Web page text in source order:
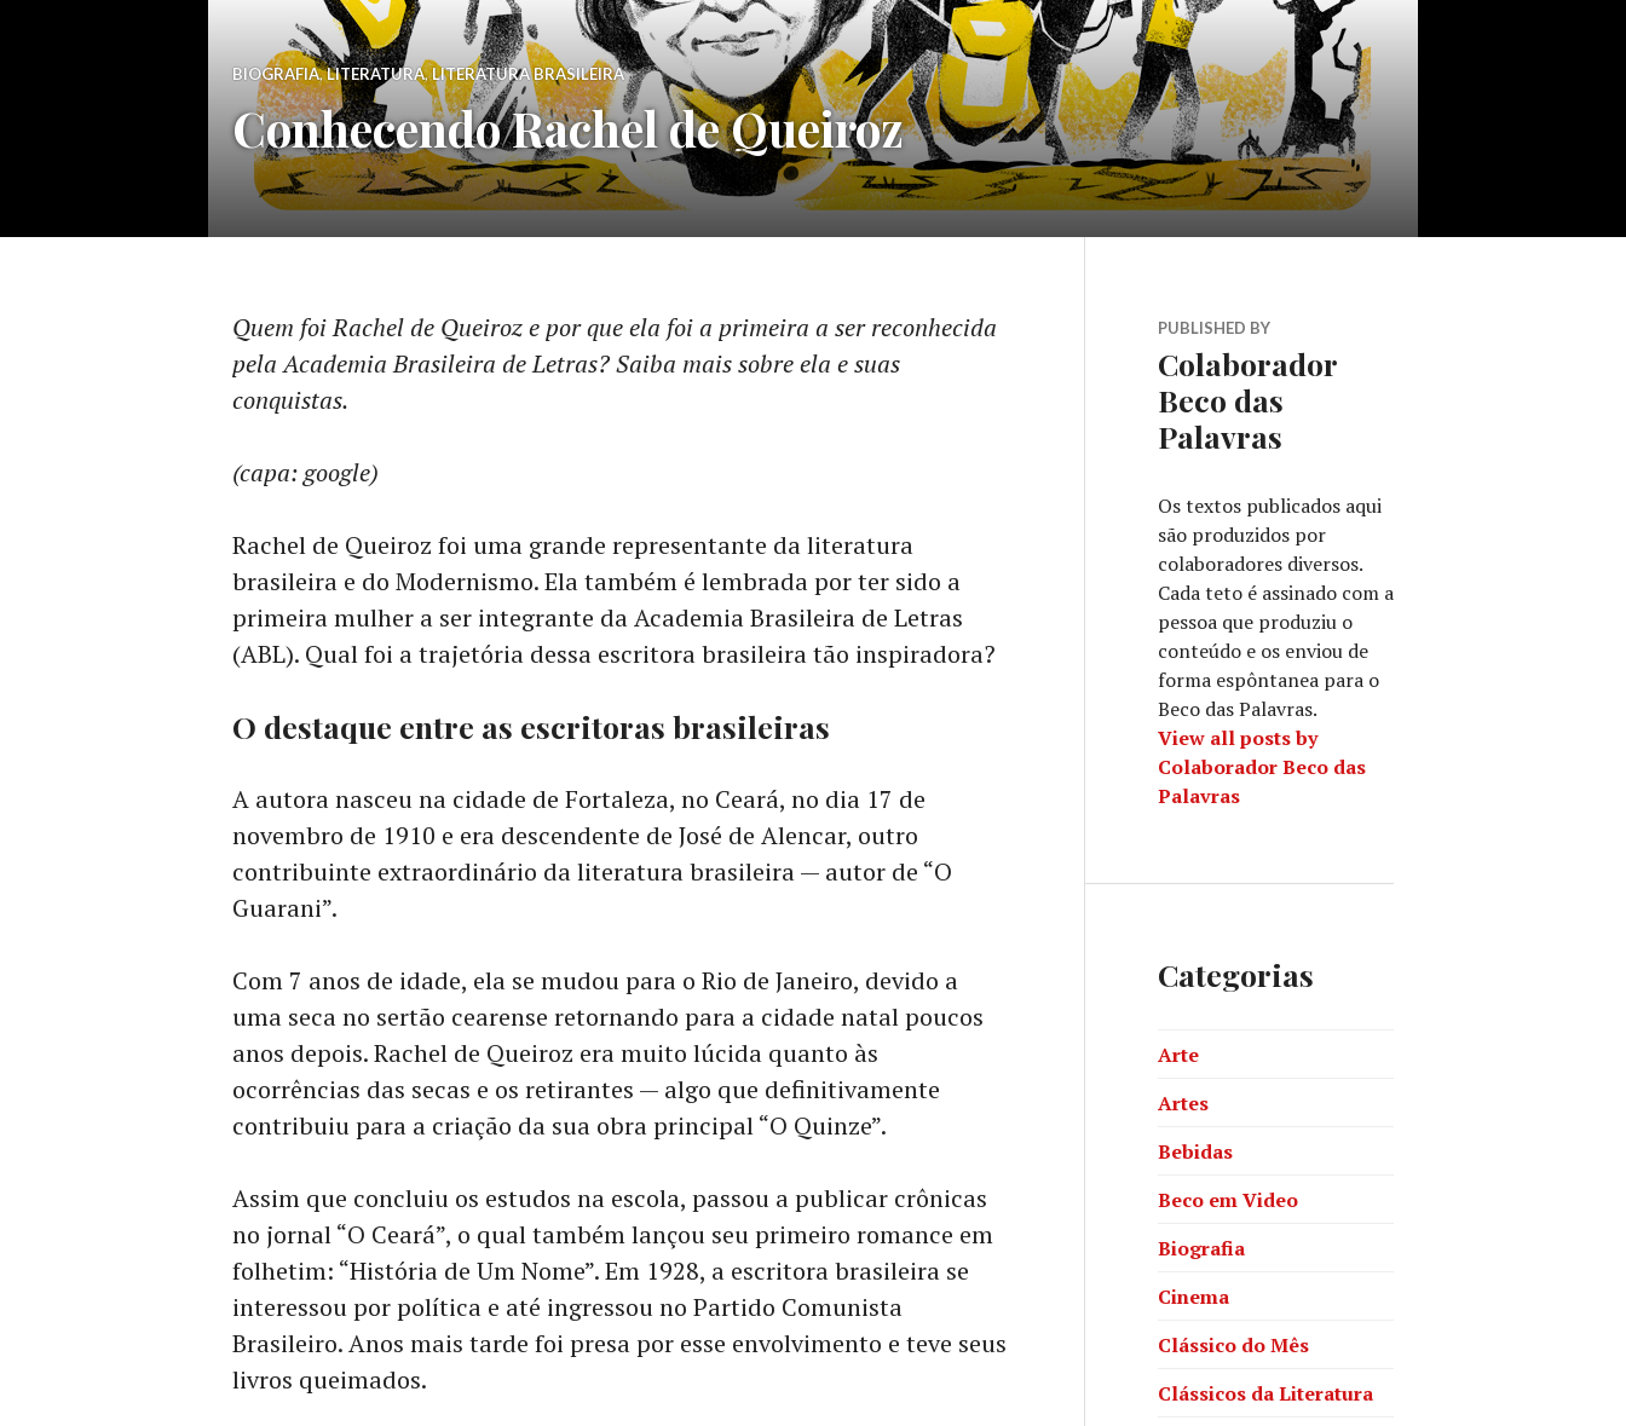
BIOGRAFIA,LITERATURA,LITERATURA BRASILEIRA
Conhecendo Rachel de Queiroz
Quem foi Rachel de Queiroz e por que ela foi a primeira a ser reconhecida
pela Academia Brasileira de Letras? Saiba mais sobre ela e suas
conquistas.
(capa: google)
Rachel de Queiroz foi uma grande representante da literatura
brasileira e do Modernismo. Ela também é lembrada por ter sido a
primeira mulher a ser integrante da Academia Brasileira de Letras
(ABL). Qual foi a trajetória dessa escritora brasileira tão inspiradora?
O destaque entre as escritoras brasileiras
A autora nasceu na cidade de Fortaleza, no Ceará, no dia 17 de
novembro de 1910 e era descendente de José de Alencar, outro
contribuinte extraordinário da literatura brasileira — autor de “O
Guarani”.
Com 7 anos de idade, ela se mudou para o Rio de Janeiro, devido a
uma seca no sertão cearense retornando para a cidade natal poucos
anos depois. Rachel de Queiroz era muito lúcida quanto às
ocorrências das secas e os retirantes — algo que definitivamente
contribuiu para a criação da sua obra principal “O Quinze”.
Assim que concluiu os estudos na escola, passou a publicar crônicas
no jornal “O Ceará”, o qual também lançou seu primeiro romance em
folhetim: “História de Um Nome”. Em 1928, a escritora brasileira se
interessou por política e até ingressou no Partido Comunista
Brasileiro. Anos mais tarde foi presa por esse envolvimento e teve seus
livros queimados.
PUBLISHED BY
Colaborador
Beco das
Palavras
Os textos publicados aqui
são produzidos por
colaboradores diversos.
Cada teto é assinado com a
pessoa que produziu o
conteúdo e os enviou de
forma espôntanea para o
Beco das Palavras.
View all posts by
Colaborador Beco das
Palavras
Categorias
Arte
Artes
Bebidas
Beco em Video
Biografia
Cinema
Clássico do Mês
Clássicos da Literatura